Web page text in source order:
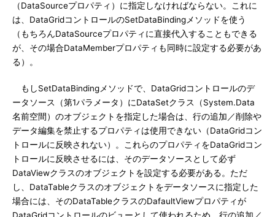
（DataSourceプロパティ）に指定しなければならない。これに
は、DataGridコントロールのSetDataBindingメソッドを使う
（もちろんDataSourceプロパティに直接代入することもできる
が、その場合DataMemberプロパティも同時に設定する必要があ
る）。
もしSetDataBindingメソッドで、DataGridコントロールのデ
ータソース（第1パラメータ）にDataSetクラス（System.Data
名前空間）のオブジェクトを指定した場合は、行の追加／削除や
データ編集を禁止するプロパティは使用できない（DataGridコン
トロールに反映されない）。これらのプロパティをDataGridコン
トロールに反映させるには、そのデータソースとして必ず
DataViewクラスのオブジェクトを設定する必要がある。ただ
し、DataTableクラスのオブジェクトをデータソースに指定した
場合には、そのDataTableクラスのDafaultViewプロパティが